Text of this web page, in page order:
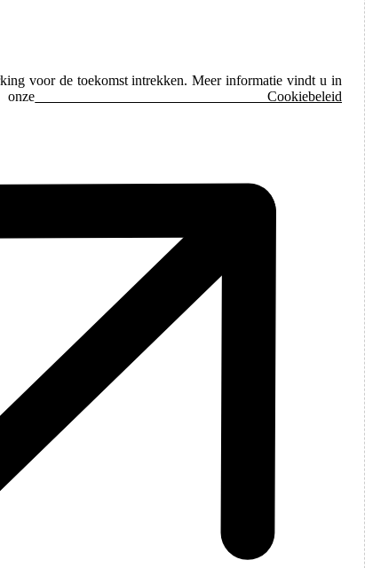
voor de toekomst intrekken. Meer informatie vindt u in
Cookiebeleid